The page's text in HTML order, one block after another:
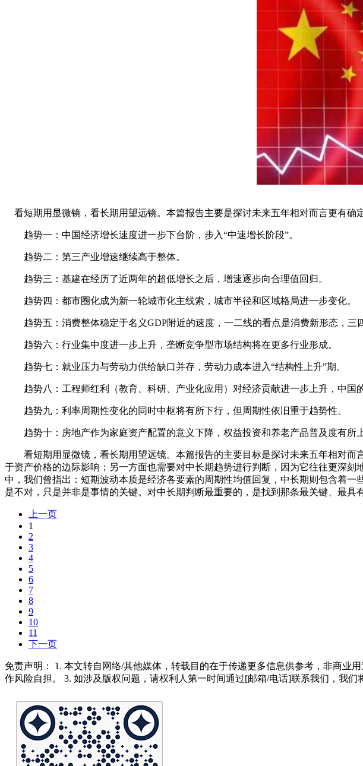
看短期用显微镜，看长期用望远镜。本篇报告主要是探讨未来五年相对而言更有确
趋势一：中国经济增长速度进一步下台阶，步入“中速增长阶段”。
趋势二：第三产业增速继续高于整体。
趋势三：基建在经历了近两年的超低增长之后，增速逐步向合理值回归。
趋势四：都市圈化成为新一轮城市化主线索，城市半径和区域格局进一步变化。
趋势五：消费整体稳定于名义GDP附近的速度，一二线的看点是消费新形态，三
趋势六：行业集中度进一步上升，垄断竞争型市场结构将在更多行业形成。
趋势七：就业压力与劳动力供给缺口并存，劳动力成本进入“结构性上升”期。
趋势八：工程师红利（教育、科研、产业化应用）对经济贡献进一步上升，中国
趋势九：利率周期性变化的同时中枢将有所下行，但周期性依旧重于趋势性。
趋势十：房地产作为家庭资产配置的意义下降，权益投资和养老产品普及度有所上
看短期用显微镜，看长期用望远镜。本篇报告的主要目标是探讨未来五年相对而
于资产价格的边际影响；另一方面也需要对中长期趋势进行判断，因为它往往更深刻
中，我们曾指出：短期波动本质是经济各要素的周期性均值回复，中长期则包含着
是不对，只是并非是事情的关键。对中长期判断最重要的，是找到那条最关键、最具
上一页
1
2
3
4
5
6
7
8
9
10
11
下一页
免责声明： 1. 本文转自网络/其他媒体，转载目的在于传递更多信息供参考，非商业
作风险自担。 3. 如涉及版权问题，请权利人第一时间通过[邮箱/电话]联系我们，我